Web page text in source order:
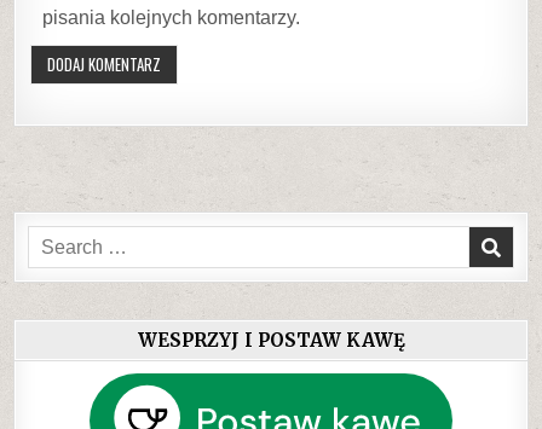
pisania kolejnych komentarzy.
Search
for:
WESPRZYJ I POSTAW KAWĘ